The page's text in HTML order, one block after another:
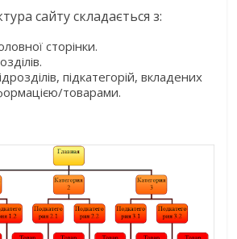
сайту складається з:
сторінки.
підкатегорій, вкладених
товарами.